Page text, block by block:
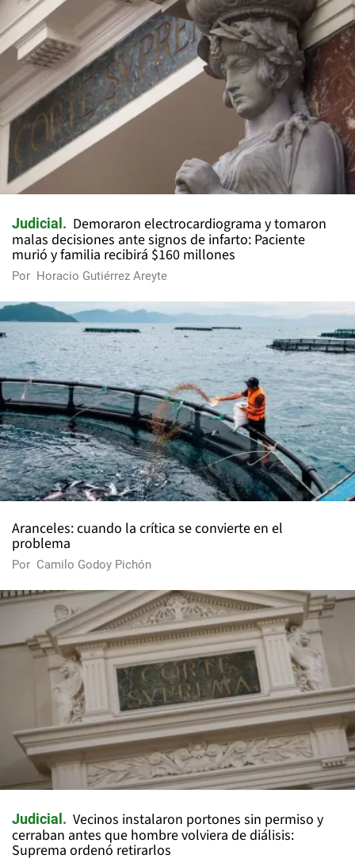
Judicial
Demoraron electrocardiograma y tomaron
malas decisiones ante signos de infarto: Paciente
murió y familia recibirá $160 millones
Por Horacio Gutiérrez Areyte
Aranceles: cuando la crítica se convierte en el
problema
Por Camilo Godoy Pichón
Judicial
Vecinos instalaron portones sin permiso y
cerraban antes que hombre volviera de diálisis:
Suprema ordenó retirarlos